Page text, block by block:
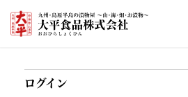
ログイン